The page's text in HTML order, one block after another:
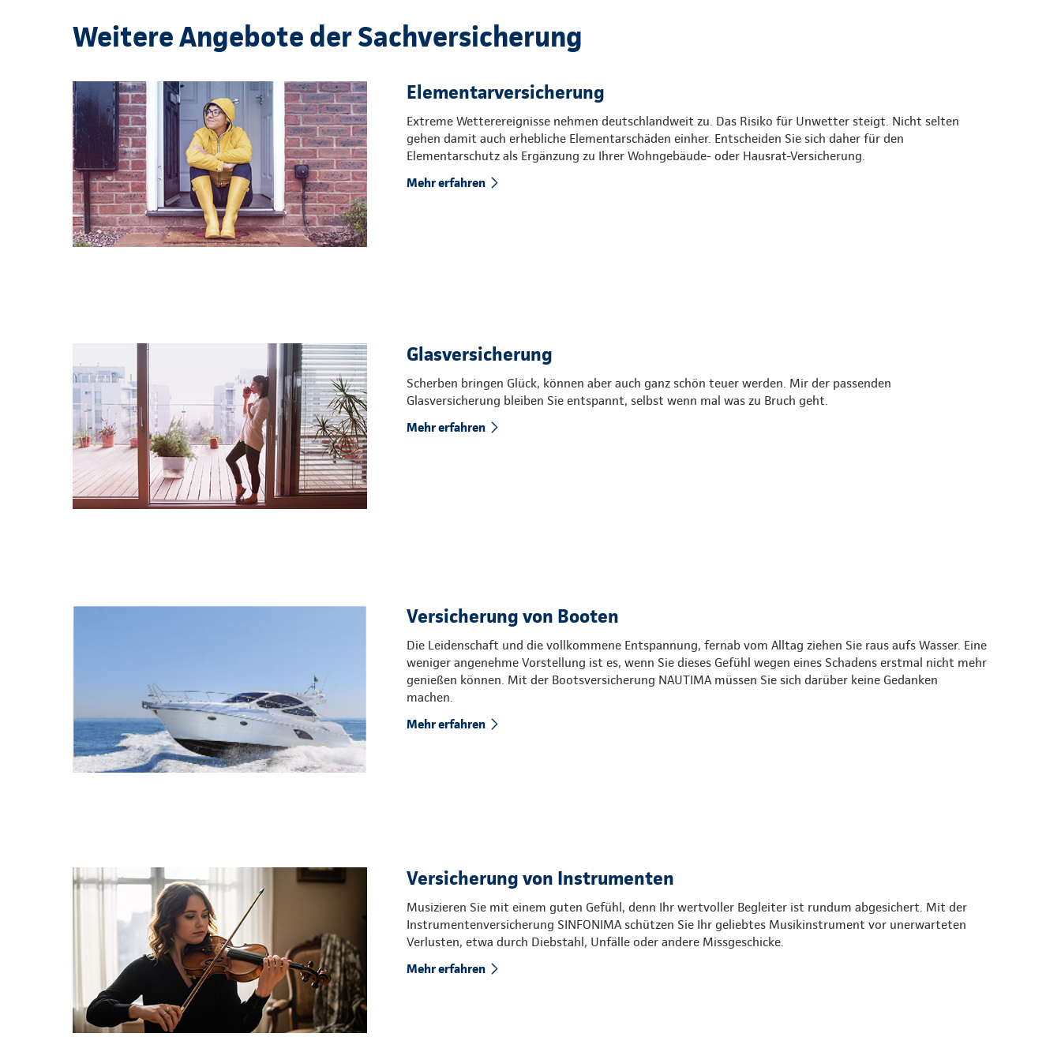
Weitere Angebote der Sachversicherung
Elementarversicherung
Extreme Wetterereignisse nehmen deutschlandweit zu. Das Risiko für Unwetter steigt. Nicht selten
gehen damit auch erhebliche Elementarschäden einher. Entscheiden Sie sich daher für den
Elementarschutz als Ergänzung zu Ihrer Wohngebäude- oder Hausrat-Versicherung.
Mehr erfahren
Glasversicherung
Scherben bringen Glück, können aber auch ganz schön teuer werden. Mir der passenden
Glasversicherung bleiben Sie entspannt, selbst wenn mal was zu Bruch geht.
Mehr erfahren
Versicherung von Booten
Die Leidenschaft und die vollkommene Entspannung, fernab vom Alltag ziehen Sie raus aufs Wasser. Eine
weniger angenehme Vorstellung ist es, wenn Sie dieses Gefühl wegen eines Schadens erstmal nicht mehr
genießen können. Mit der Bootsversicherung NAUTIMA müssen Sie sich darüber keine Gedanken
machen.
Mehr erfahren
Versicherung von Instrumenten
Musizieren Sie mit einem guten Gefühl, denn Ihr wertvoller Begleiter ist rundum abgesichert. Mit der
Instrumentenversicherung SINFONIMA schützen Sie Ihr geliebtes Musikinstrument vor unerwarteten
Verlusten, etwa durch Diebstahl, Unfälle oder andere Missgeschicke.
Mehr erfahren